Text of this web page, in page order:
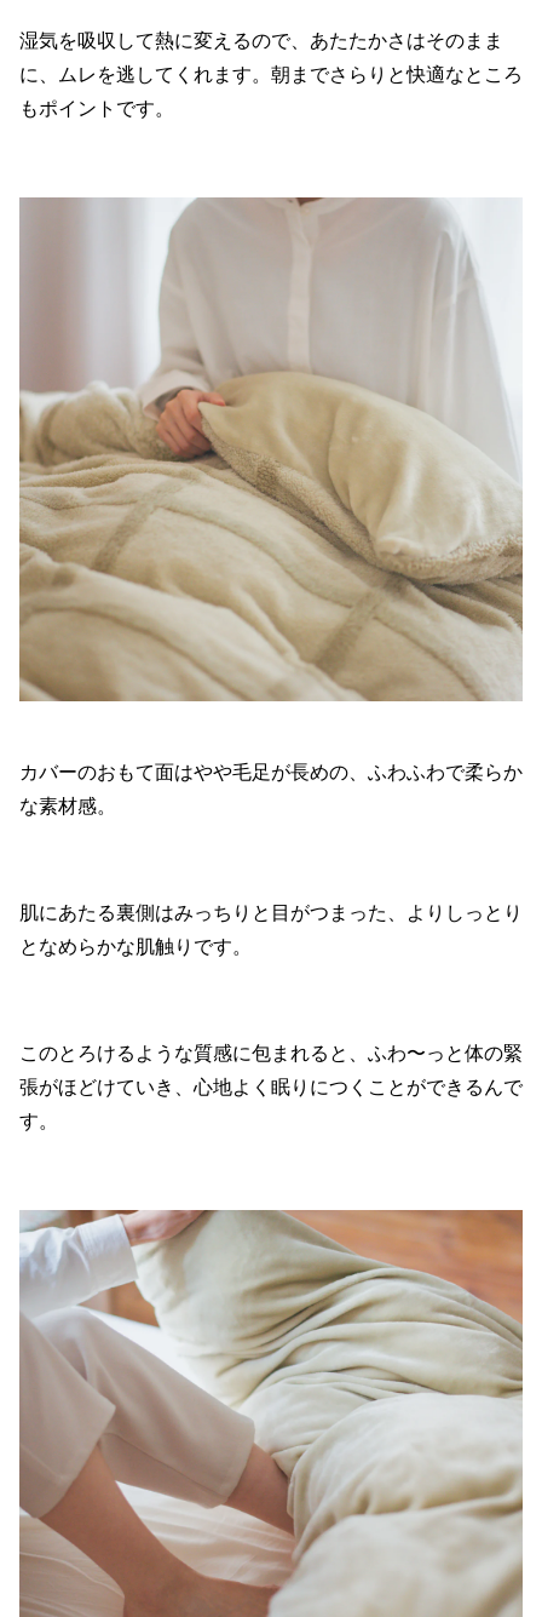
湿気を吸収して熱に変えるので、あたたかさはそのまま
に、ムレを逃してくれます。朝までさらりと快適なところ
もポイントです。
カバーのおもて面はやや毛足が長めの、ふわふわで柔らか
な素材感。
肌にあたる裏側はみっちりと目がつまった、よりしっとり
となめらかな肌触りです。
このとろけるような質感に包まれると、ふわ〜っと体の緊
張がほどけていき、心地よく眠りにつくことができるんで
す。